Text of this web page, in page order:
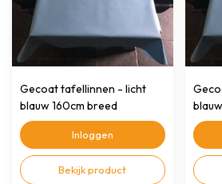
Gecoat tafellinnen - licht
blauw 160cm breed
Inloggen
Bekijk product